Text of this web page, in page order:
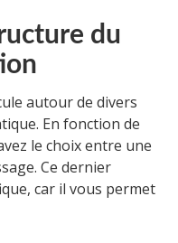
du
autour de divers
En fonction de
le choix entre une
Ce dernier
car il vous permet